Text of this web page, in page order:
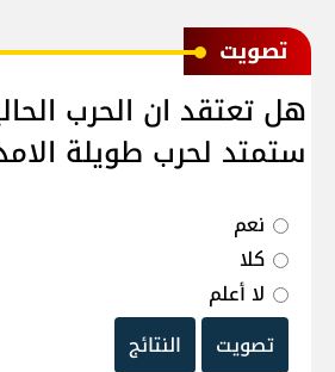
ﺗﺼﻮﻳﺖ
هل تعتقد ان الحرب
ستمتد لحرب طويلة
نعم
كلا
لا أعلم
تصويت
النتائج